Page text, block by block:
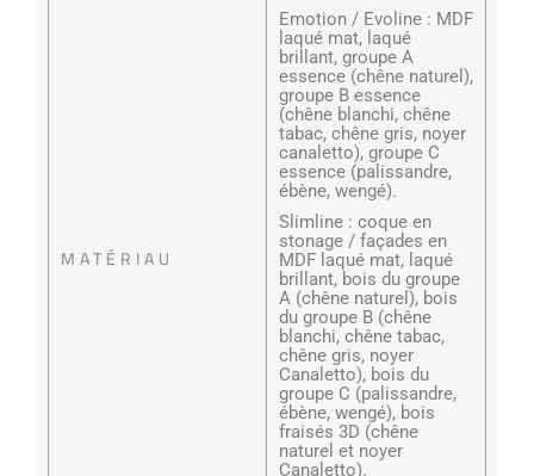
MATÉRIAU
Emotion / Evoline : MDF
laqué mat, laqué
brillant, groupe A
essence (chêne naturel),
groupe B essence
(chêne blanchi, chêne
tabac, chêne gris, noyer
canaletto), groupe C
essence (palissandre,
ébène, wengé).
Slimline : coque en
stonage / façades en
MDF laqué mat, laqué
brillant, bois du groupe
A (chêne naturel), bois
du groupe B (chêne
blanchi, chêne tabac,
chêne gris, noyer
Canaletto), bois du
groupe C (palissandre,
ébène, wengé), bois
fraisés 3D (chêne
naturel et noyer
Canaletto).